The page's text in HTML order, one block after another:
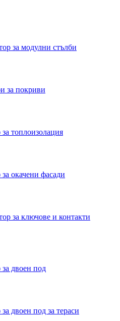
за модулни стълби
за покриви
топлоизолация
окачени фасади
за ключове и контакти
за двоен под
двоен под за тераси